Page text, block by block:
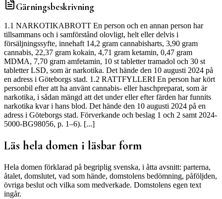
Gärningsbeskrivning
1.1 NARKOTIKABROTT En person och en annan person har
tillsammans och i samförstånd olovligt, helt eller delvis i
försäljningssyfte, innehaft 14,2 gram cannabisharts, 3,90 gram
cannabis, 22,37 gram kokain, 4,71 gram ketamin, 0,47 gram
MDMA, 7,70 gram amfetamin, 10 st tabletter tramadol och 30 st
tabletter LSD, som är narkotika. Det hände den 10 augusti 2024 på
en adress i Göteborgs stad. 1.2 RATTFYLLERI En person har kört
personbil efter att ha använt cannabis- eller haschpreparat, som är
narkotika, i sådan mängd att det under eller efter färden har funnits
narkotika kvar i hans blod. Det hände den 10 augusti 2024 på en
adress i Göteborgs stad. Förverkande och beslag 1 och 2 samt 2024-
5000-BG98056, p. 1–6). [...]
Läs hela domen i läsbar form
Hela domen förklarad på begriplig svenska, i åtta avsnitt: parterna,
åtalet, domslutet, vad som hände, domstolens bedömning, påföljden,
övriga beslut och vilka som medverkade. Domstolens egen text
ingår.